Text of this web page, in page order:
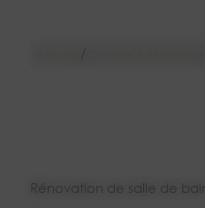
Rénovation de salle de